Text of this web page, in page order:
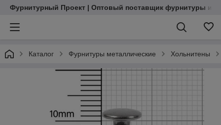
Фурнитурный Проект | Оптовый поставщик фурнитуры и
Каталог Фурнитуры металлические Хольнитены